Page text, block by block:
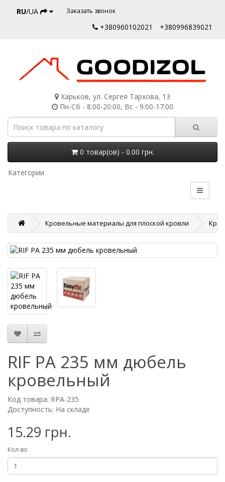
RU/UA Заказать звонок
+380960102021 +380996839021
Харьков, ул. Сергея Тархова, 13
Пн-Сб - 8:00-20:00, Вс - 9:00-17:00
0 товар(ов) - 0.00 грн.
Категории
Кровельные материалы для плоской кровли
RIF PA 235 мм дюбель
кровельный
Код товара: RPA-235
Доступность: На складе
15.29 грн.
Кол-во